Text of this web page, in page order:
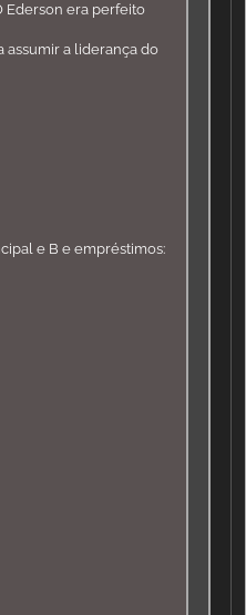
Ederson era perfeito
assumir a liderança do
e B e empréstimos: